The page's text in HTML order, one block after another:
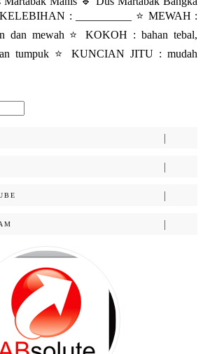
: __________ ⭐️ MEWAH :
dan mewah ⭐️ KOKOH : bahan tebal,
tumpuk ⭐️ KUNCIAN JITU : mudah